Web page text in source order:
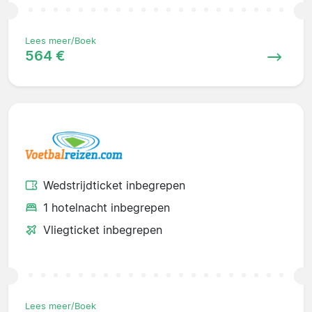
Lees meer/Boek
564 €
Wedstrijdticket inbegrepen
1 hotelnacht inbegrepen
Vliegticket inbegrepen
Lees meer/Boek